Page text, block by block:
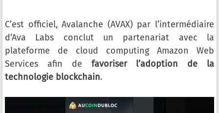
C’est officiel, Avalanche (AVAX) par l’intermédiaire
d’Ava Labs conclut un partenariat avec la
plateforme de cloud computing Amazon Web
Services afin de favoriser l’adoption de la
technologie blockchain.